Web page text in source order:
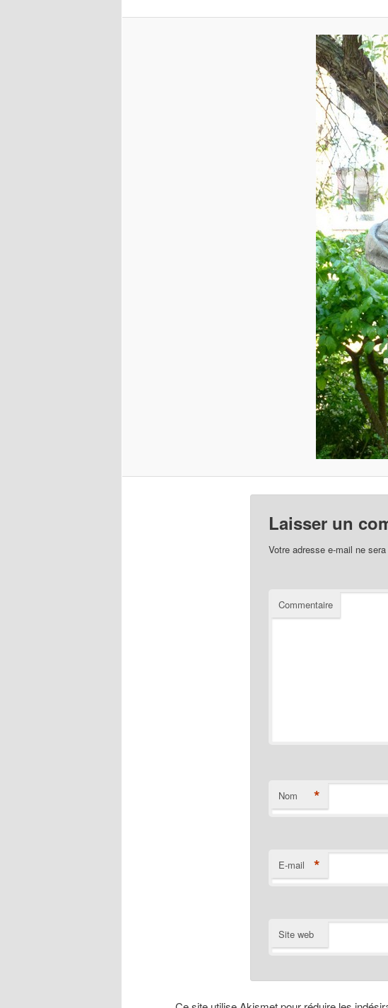
Laisser un
Votre adresse e-mail ne
Commentaire
Nom *
E-mail *
Site web